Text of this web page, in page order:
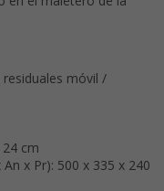
móvil /
24 cm
x Pr): 500 x 335 x 240